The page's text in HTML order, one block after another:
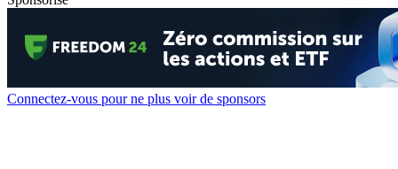
Connectez-vous pour ne plus voir de sponsors